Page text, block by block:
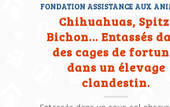
FONDATION ASSISTANCE AUX
Chihuahuas,
Bichon… Entassés
des cages de
dans un élevage
clandestin.